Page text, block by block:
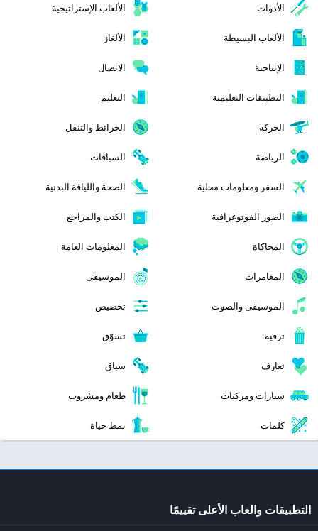
الأدوات الألعاب الإستراتيجية
الألعاب البسيطة الألغاز
الإنتاجية الاتصال
التطبيقات التعليمية التعليم
الحركة الخرائط والتنقل
الرياضة السباقات
السفر ومعلومات محلية الصحة واللياقة البدنية
الصور الفوتوغرافية الكتب والمراجع
المحاكاة المعلومات العامة
المغامرات الموسيقى
الموسيقى والصوت تخصيص
ترفيه تسوّق
تعارف سباق
سيارات ومركبات طعام ومشروب
كلمات نمط حياة
التطبيقات والعاب الأعلى تقييمًا